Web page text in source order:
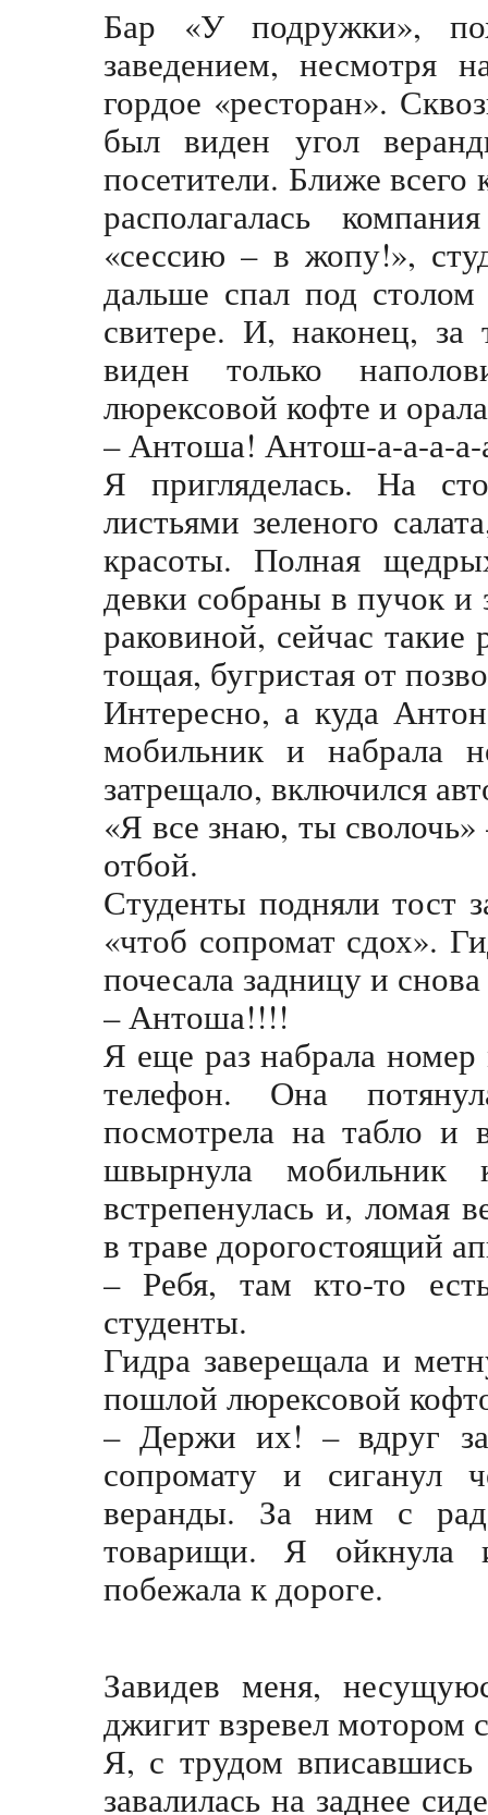
Бар «У подружки»,
заведением,
гордое «ресторан».
был виден угол
посетители. Ближе
располагалась
«сессию – в жопу!»,
дальше спал под
свитере. И, наконец,
виден только
люрексовой кофте и
– Антоша! Антош-а-а-а-а-
Я пригляделась. На
листьями зеленого
красоты. Полная
девки собраны в пучок и
раковиной, сейчас
тощая, бугристая от
Интересно, а куда
мобильник и набрала
затрещало, включился
«Я все знаю, ты сволочь»
отбой.
Студенты подняли
«чтоб сопромат сдох».
почесала задницу и
– Антоша!!!!
Я еще раз набрала
телефон. Она
посмотрела на табло и
швырнула
встрепенулась и, ломая
в траве дорогостоящий
– Ребя, там кто-то
студенты.
Гидра заверещала и
пошлой люрексовой
– Держи их! – вдруг
сопромату и сиганул
веранды. За ним с
товарищи. Я ойкнула
побежала к дороге.
Завидев меня,
джигит взревел мотором
Я, с трудом
завалилась на заднее